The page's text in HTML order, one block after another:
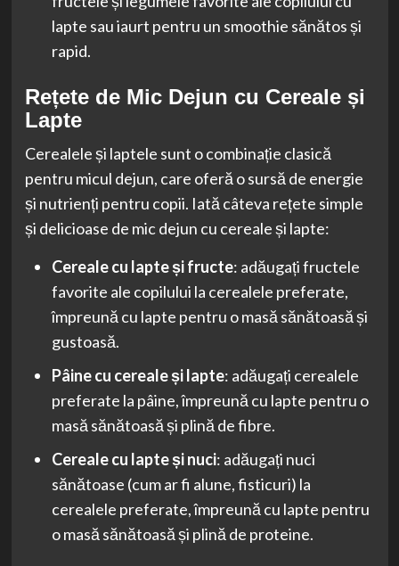
lapte sau iaurt pentru un smoothie sănătos și
rapid.
Rețete de Mic Dejun cu Cereale și
Lapte
Cerealele și laptele sunt o combinație clasică
pentru micul dejun, care oferă o sursă de energie
și nutrienți pentru copii. Iată câteva rețete simple
și delicioase de mic dejun cu cereale și lapte:
Cereale cu lapte și fructe: adăugați fructele
favorite ale copilului la cerealele preferate,
împreună cu lapte pentru o masă sănătoasă și
gustoasă.
Pâine cu cereale și lapte: adăugați cerealele
preferate la pâine, împreună cu lapte pentru o
masă sănătoasă și plină de fibre.
Cereale cu lapte și nuci: adăugați nuci
sănătoase (cum ar fi alune, fisticuri) la
cerealele preferate, împreună cu lapte pentru
o masă sănătoasă și plină de proteine.